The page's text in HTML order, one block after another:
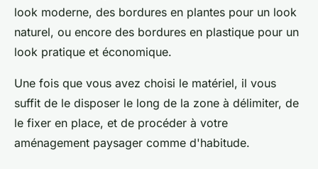
look moderne, des bordures en plantes pour un look
naturel, ou encore des bordures en plastique pour un
look pratique et économique.
Une fois que vous avez choisi le matériel, il vous
suffit de le disposer le long de la zone à délimiter, de
le fixer en place, et de procéder à votre
aménagement paysager comme d'habitude.